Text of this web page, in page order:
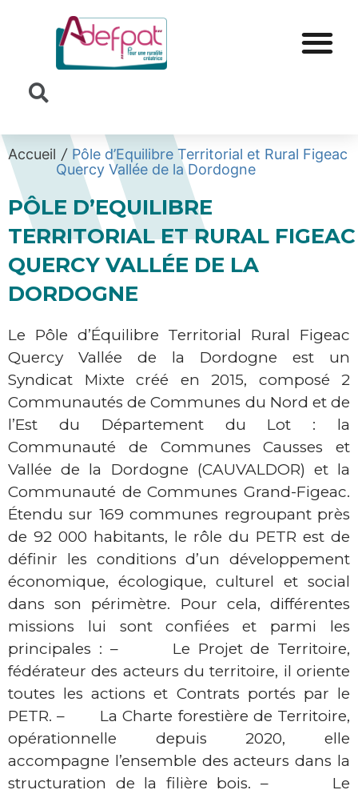
Accueil / Pôle d’Equilibre Territorial et Rural Figeac
Quercy Vallée de la Dordogne
PÔLE D’EQUILIBRE
TERRITORIAL ET RURAL FIGEAC
QUERCY VALLÉE DE LA
DORDOGNE
Le Pôle d’Équilibre Territorial Rural Figeac
Quercy Vallée de la Dordogne est un
Syndicat Mixte créé en 2015, composé 2
Communautés de Communes du Nord et de
l’Est du Département du Lot : la
Communauté de Communes Causses et
Vallée de la Dordogne (CAUVALDOR) et la
Communauté de Communes Grand-Figeac.
Étendu sur 169 communes regroupant près
de 92 000 habitants, le rôle du PETR est de
définir les conditions d’un développement
économique, écologique, culturel et social
dans son périmètre. Pour cela, différentes
missions lui sont confiées et parmi les
principales : – Le Projet de Territoire,
fédérateur des acteurs du territoire, il oriente
toutes les actions et Contrats portés par le
PETR. – La Charte forestière de Territoire,
opérationnelle depuis 2020, elle
accompagne l’ensemble des acteurs dans la
structuration de la filière bois. – Le